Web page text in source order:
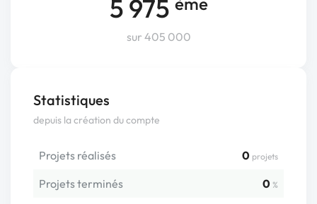
5 975
sur 405 000
Statistiques
depuis la création du compte
Projets réalisés 0 projets
Projets terminés 0 %